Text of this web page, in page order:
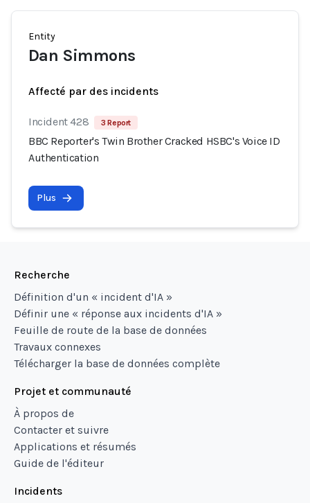
Entity
Dan Simmons
Affecté par des incidents
Incident 428 3 Report
BBC Reporter's Twin Brother Cracked HSBC's Voice ID
Authentication
Plus
Recherche
Définition d'un « incident d'IA »
Définir une « réponse aux incidents d'IA »
Feuille de route de la base de données
Travaux connexes
Télécharger la base de données complète
Projet et communauté
À propos de
Contacter et suivre
Applications et résumés
Guide de l'éditeur
Incidents